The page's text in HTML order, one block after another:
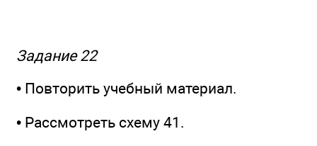
Задание 22
• Повторить учебный материал.
• Рассмотреть схему 41.